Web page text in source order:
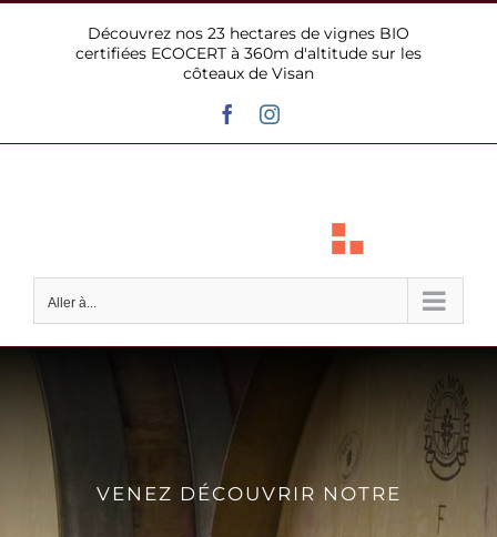
Découvrez nos 23 hectares de vignes BIO
certifiées ECOCERT à 360m d'altitude sur les
côteaux de Visan
FacebookInstagram
Aller à...
VENEZ DÉCOUVRIR NOTRE